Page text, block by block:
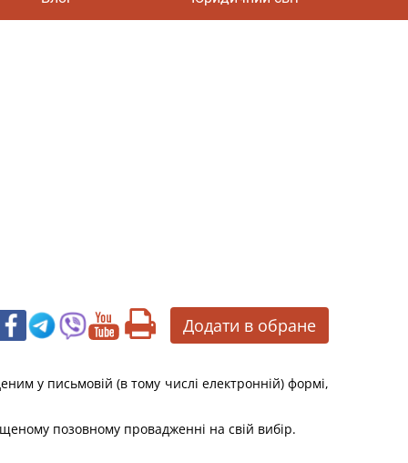
Додати в обране
у письмовій (в тому числі електронній) формі,
позовному провадженні на свій вибір.